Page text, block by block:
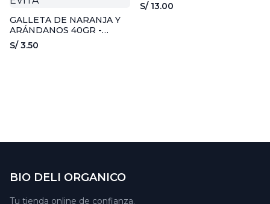
GALLETA DE NARANJA Y
ARÁNDANOS 40GR -
EVITA
S/ 3.50
S/ 13.00
BIO DELI ORGANICO
Tu tienda online de confianza.